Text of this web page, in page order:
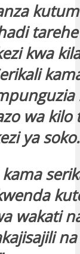
kwa
wa kilo
ya soko.
wakati